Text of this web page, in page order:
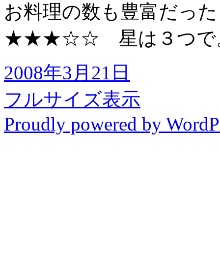
お料理の数も豊富だっ
★★★☆☆ 星は３つで
2008年3月21日
フルサイズ表示
Proudly powered by